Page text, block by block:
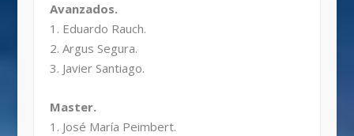
Avanzados.
1. Eduardo Rauch.
2. Argus Segura.
3. Javier Santiago.
Master.
1. José María Peimbert.